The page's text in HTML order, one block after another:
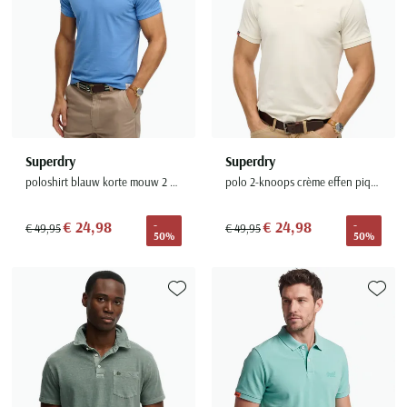
Seidensticker
Slater
State of Art
Superdry
Tenson
Thomas Maine
Tommy Hilfiger
UBR
Wellington of Billmore
William Lockie
Xacus
Alle merken
Superdry
poloshirt blauw korte mouw 2 knoops
€ 49,95€ 24,98
-
50%
Superdry
polo 2-knoops crème effen pique korte mouw
€ 49,95€ 24,98
-
50%
Toevoegen aan favorieten